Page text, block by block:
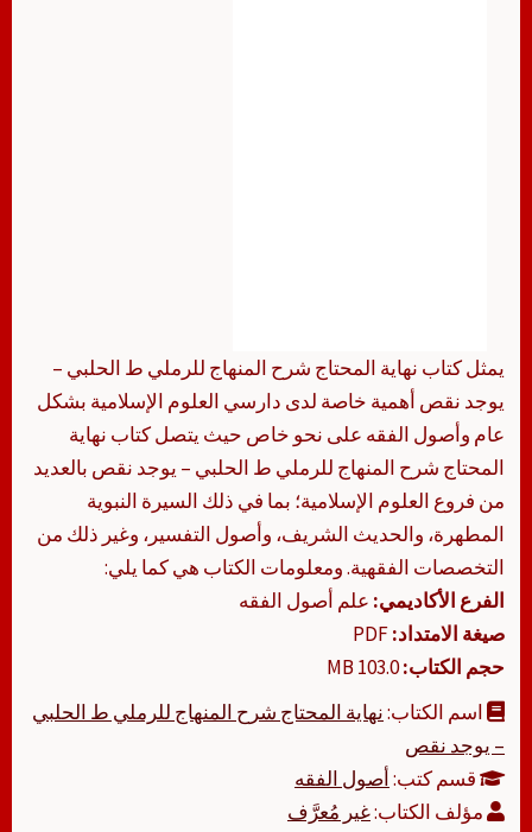
يمثل كتاب نهاية المحتاج شرح المنهاج للرملي ط الحلبي –
يوجد نقص أهمية خاصة لدى دارسي العلوم الإسلامية بشكل
عام وأصول الفقه على نحو خاص حيث يتصل كتاب نهاية
المحتاج شرح المنهاج للرملي ط الحلبي – يوجد نقص بالعديد
من فروع العلوم الإسلامية؛ بما في ذلك السيرة النبوية
المطهرة، والحديث الشريف، وأصول التفسير، وغير ذلك من
التخصصات الفقهية. ومعلومات الكتاب هي كما يلي:
الفرع الأكاديمي: علم أصول الفقه
صيغة الامتداد:
حجم الكتاب:103.0 MB
اسم الكتاب:نهاية المحتاج شرح المنهاج للرملي ط الحلبي
– يوجد نقص
قسم كتب:أصول الفقه
مؤلف الكتاب:غير مُعرَّف